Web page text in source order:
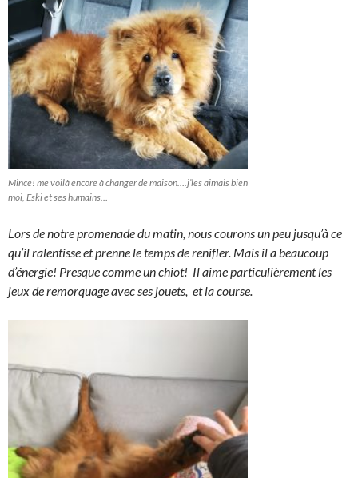
Mince! me voilà encore à changer de maison….j’les aimais bien
moi, Eski et ses humains…
Lors de notre promenade du matin, nous courons un peu jusqu’à ce
qu’il ralentisse et prenne le temps de renifler. Mais il a beaucoup
d’énergie! Presque comme un chiot! Il aime particulièrement les
jeux de remorquage avec ses jouets, et la course.